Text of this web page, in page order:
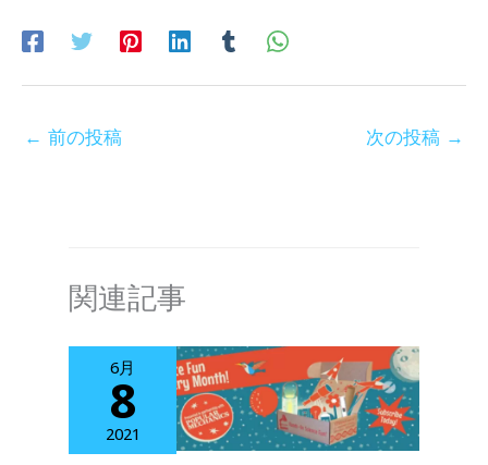
← 前の投稿 次の投稿 →
関連記事
6月
8
2021